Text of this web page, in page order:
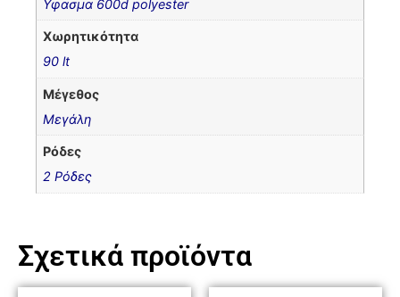
Υφασμα 600d polyester
Χωρητικότητα
90 lt
Μέγεθος
Μεγάλη
Ρόδες
2 Ρόδες
Σχετικά προϊόντα